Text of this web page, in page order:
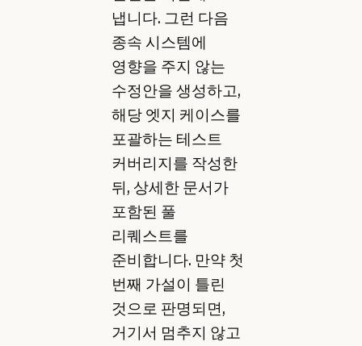
냅니다. 그런 다음
종속 시스템에
영향을 주지 않는
수정안을 생성하고,
해당 엣지 케이스를
포괄하는 테스트
커버리지를 작성한
뒤, 상세한 문서가
포함된 풀
리퀘스트를
준비합니다. 만약 첫
번째 가설이 틀린
것으로 판명되면,
거기서 멈추지 않고